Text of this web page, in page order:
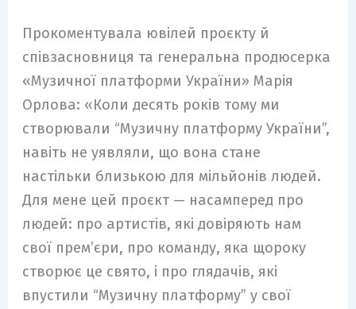
Прокоментувала ювілей проєкту й
співзасновниця та генеральна продюсерка
«Музичної платформи України» Марія
Орлова: «Коли десять років тому ми
створювали “Музичну платформу України”,
навіть не уявляли, що вона стане
настільки близькою для мільйонів людей.
Для мене цей проєкт — насамперед про
людей: про артистів, які довіряють нам
свої прем’єри, про команду, яка щороку
створює це свято, і про глядачів, які
впустили “Музичну платформу” у свої